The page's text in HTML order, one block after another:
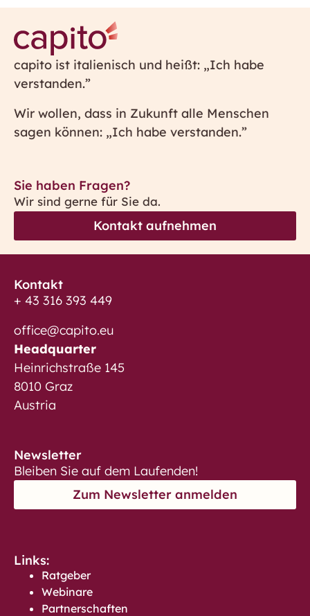
capito ist italienisch und heißt: „Ich habe
verstanden.”
Wir wollen, dass in Zukunft alle Menschen
sagen können: „Ich habe verstanden.”
Sie haben Fragen?
Wir sind gerne für Sie da.
Kontakt aufnehmen
Kontakt
+ 43 316 393 449
office@capito.eu
Headquarter
Heinrichstraße 145
8010 Graz
Austria
Newsletter
Bleiben Sie auf dem Laufenden!
Zum Newsletter anmelden
Links:
Ratgeber
Webinare
Partnerschaften